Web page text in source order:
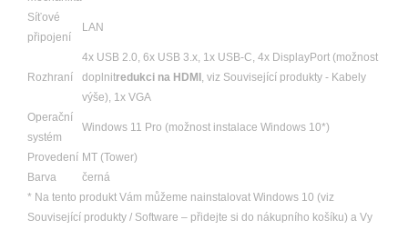
Síťové
připojení
LAN
Rozhraní
4x USB 2.0, 6x USB 3.x, 1x USB-C, 4x DisplayPort (možnost
doplnitredukci na HDMI , viz Související produkty - Kabely
výše), 1x VGA
Operační
systém
Windows 11 Pro (možnost instalace Windows 10*)
Provedení MT (Tower)
Barva
černá
* Na tento produkt Vám můžeme nainstalovat Windows 10 (viz
Související produkty / Software – přidejte si do nákupního košíku) a Vy